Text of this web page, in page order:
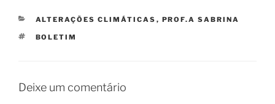
CATEGORIAS
ALTERAÇÕES CLIMÁTICAS , PROF.A SABRINA
ETIQUETAS
BOLETIM
Deixe um comentário